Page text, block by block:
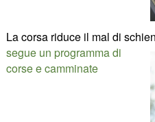
La corsa riduce il mal di
segue un programma di
corse e camminate